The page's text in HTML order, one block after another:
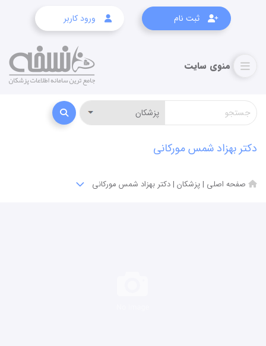
ثبت نام ورود کاربر
دکتر بهزاد شمس مورکانی
صفحه اصلی |پزشکان |دکتر بهزاد شمس مورکانی